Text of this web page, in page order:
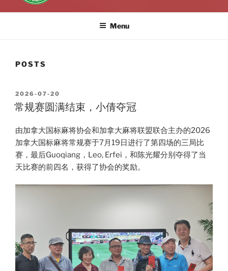
Menu
POSTS
POSTED
ON
2026-07-20
常规赛圆满结束，小倩夺冠
由加拿大国标麻将协会和加拿大麻将联盟联合主办的2026
加拿大国标麻将常规赛于7月19日进行了第四场的三局比
赛，最后Guoqiang，Leo, Erfei，和陈光耀分别夺得了当
天比赛的前四名，获得了协会的奖励。